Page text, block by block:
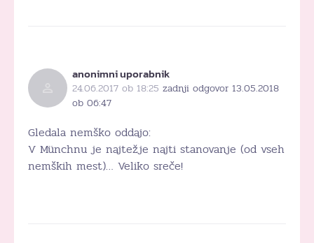
anonimni uporabnik
24.06.2017 ob 18:25 zadnji odgovor 13.05.2018
ob 06:47
Gledala nemško oddajo:
V Münchnu je najtežje najti stanovanje (od vseh
nemških mest)… Veliko sreče!